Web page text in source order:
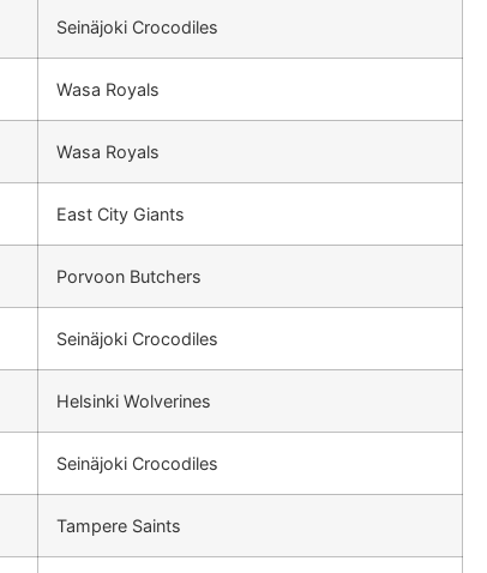
Seinäjoki Crocodiles
Wasa Royals
Wasa Royals
East City Giants
Porvoon Butchers
Seinäjoki Crocodiles
Helsinki Wolverines
Seinäjoki Crocodiles
Tampere Saints